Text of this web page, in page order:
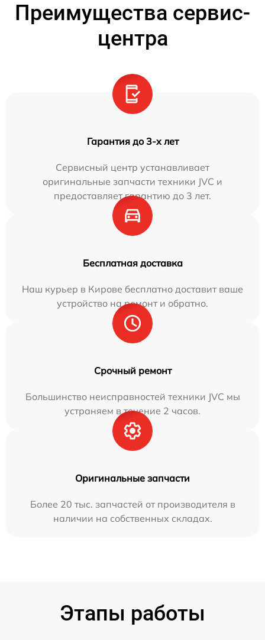
Преимущества сервис-
центра
Гарантия до 3-х лет
Сервисный центр устанавливает
оригинальные запчасти техники JVC и
предоставляет гарантию до 3 лет.
Бесплатная доставка
Наш курьер в Кирове бесплатно доставит ваше
устройство на ремонт и обратно.
Срочный ремонт
Большинство неисправностей техники JVC мы
устраняем в течение 2 часов.
Оригинальные запчасти
Более 20 тыс. запчастей от производителя в
наличии на собственных складах.
Этапы работы